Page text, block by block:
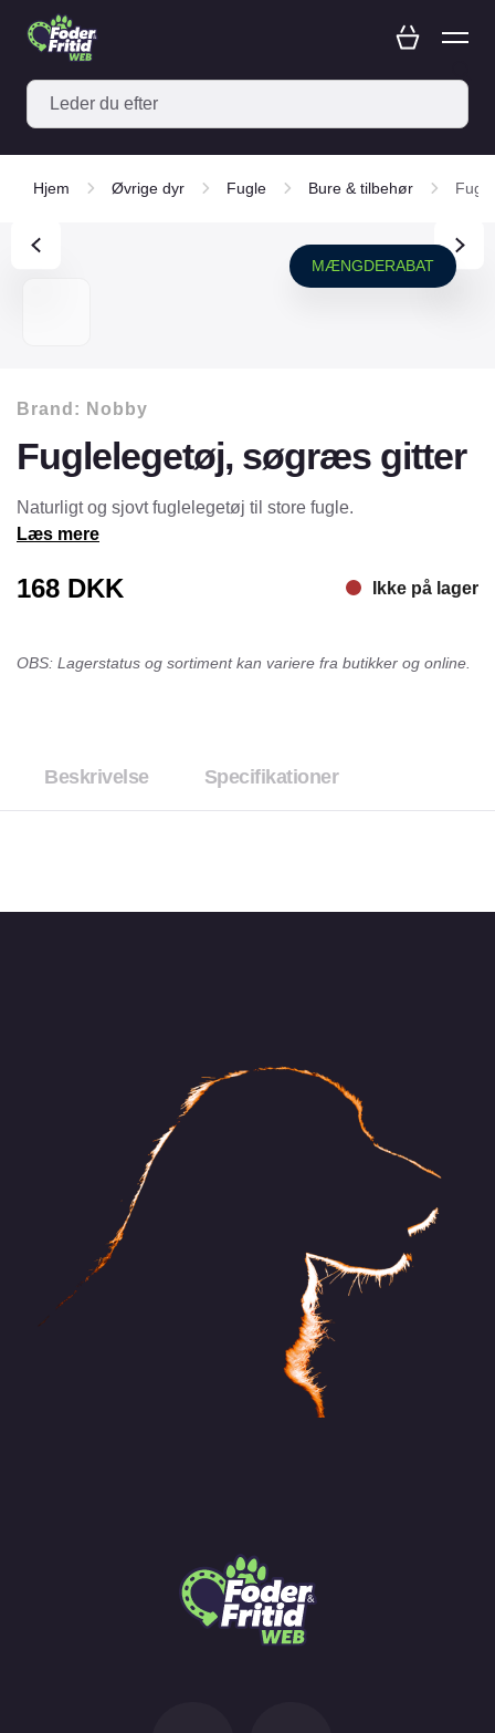
Hjem Øvrige dyr Fugle Bure & tilbehør
MÆNGDERABAT
Brand: Nobby
Fuglelegetøj, søgræs gitter
Naturligt og sjovt fuglelegetøj til store fugle.
Læs mere
168 DKK Ikke på lager
OBS: Lagerstatus og sortiment kan variere fra butikker og online.
Beskrivelse Specifikationer